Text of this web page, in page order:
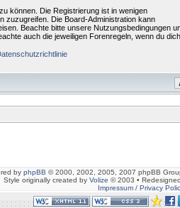
können. Die Registrierung ist in wenigen
zuzugreifen. Die Board-Administration kann
Beachte bitte unsere Nutzungsbedingungen
auch die jeweiligen Forenregeln, wenn du
by phpBB © 2000, 2002, 2005, 2007 phpBB
Style originally created by Volize © 2003 •
Impressum / Privacy